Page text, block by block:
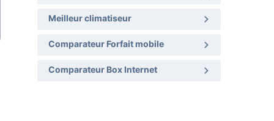
Meilleur climatiseur
Comparateur Forfait mobile
Comparateur Box Internet